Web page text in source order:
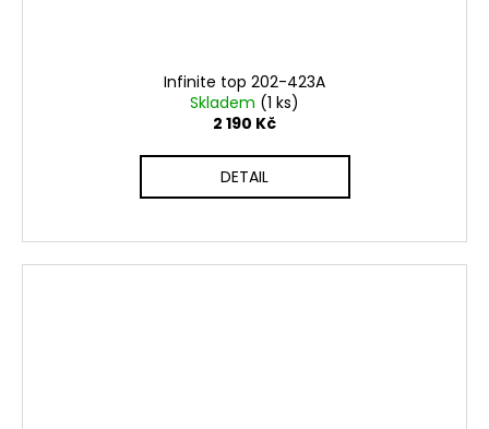
Infinite top 202-423A
Skladem (1 ks)
2 190 Kč
DETAIL